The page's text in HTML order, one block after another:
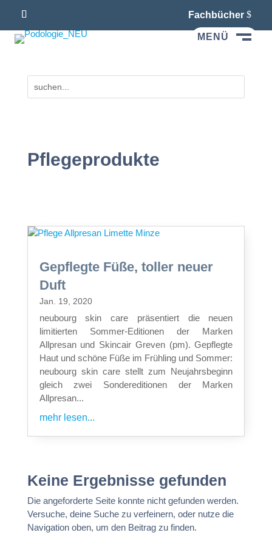
Fachbücher
MENÜ
Pflegeprodukte
Gepflegte Füße, toller neuer
Duft
Jan. 19, 2020
neubourg skin care präsentiert die neuen
limitierten Sommer-Editionen der Marken
Allpresan und Skincair Greven (pm). Gepflegte
Haut und schöne Füße im Frühling und Sommer:
neubourg skin care stellt zum Neujahrsbeginn
gleich zwei Sondereditionen der Marken
Allpresan...
mehr lesen...
Keine Ergebnisse gefunden
Die angeforderte Seite konnte nicht gefunden werden.
Versuche, deine Suche zu verfeinern, oder nutze die
Navigation oben, um den Beitrag zu finden.